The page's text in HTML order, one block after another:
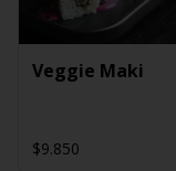
Veggie Maki
$9.850